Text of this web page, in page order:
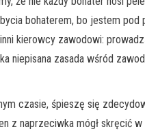
bohaterem, bo jestem
kierowcy zawodowi:
niepisana zasada wśród
czasie, śpieszę się
z naprzeciwka mógł skręcić